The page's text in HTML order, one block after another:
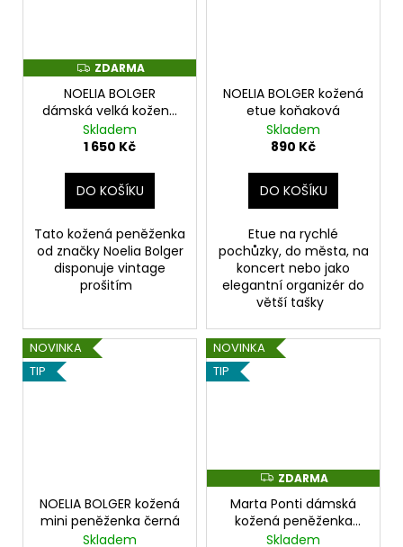
Z
D
A
R
M
A
ZDARMA
NOELIA BOLGER
dámská velká kožená
peněženka koňaková
Skladem
1 650 Kč
DO KOŠÍKU
Tato kožená peněženka
od značky Noelia Bolger
disponuje vintage
prošitím
NOELIA BOLGER kožená
etue koňaková
Skladem
890 Kč
DO KOŠÍKU
Etue na rychlé
pochůzky, do města, na
koncert nebo jako
elegantní organizér do
větší tašky
NOVINKA
TIP
NOELIA BOLGER kožená
mini peněženka černá
Skladem
NOVINKA
TIP
Z
D
A
R
M
A
ZDARMA
Marta Ponti dámská
kožená peněženka
stříbrná
Skladem